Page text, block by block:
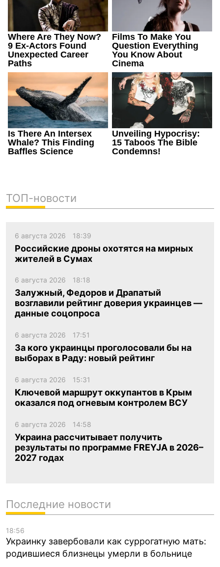
ТОП-новости
6 августа 2026 18:39
Российские дроны охотятся на мирных
жителей в Сумах
6 августа 2026 18:18
Залужный, Федоров и Драпатый
возглавили рейтинг доверия украинцев —
данные соцопроса
6 августа 2026 17:51
За кого украинцы проголосовали бы на
выборах в Раду: новый рейтинг
6 августа 2026 15:31
Ключевой маршрут оккупантов в Крым
оказался под огневым контролем ВСУ
6 августа 2026 14:58
Украина рассчитывает получить
результаты по программе FREYJA в 2026–
2027 годах
Последние новости
18:56
Украинку завербовали как суррогатную мать:
родившиеся близнецы умерли в больнице